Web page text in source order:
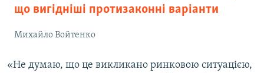
що вигідніші протизаконні варіанти
Михайло Войтенко
«Не думаю, що це викликано ринковою ситуацією,